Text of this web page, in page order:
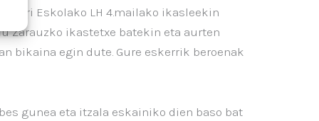
Herri Eskolako LH 4.mailako ikasleekin
Zarauzko ikastetxe batekin eta aurten
bikaina egin dute. Gure eskerrik beroenak
gunea eta itzala eskainiko dien baso bat